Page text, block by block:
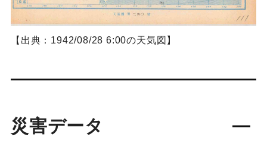
【出典：1942/08/28 6:00の天気図】
災害データ